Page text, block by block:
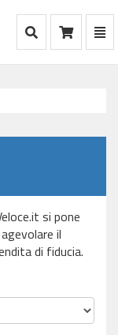
Mostra Ricerca
si pone
il
di fiducia.